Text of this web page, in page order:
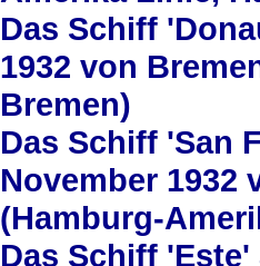
Das Schiff
1932 von
Bremen)
Das Schiff 'San
November 1932
(Hamburg-
Das Schiff 'Este'